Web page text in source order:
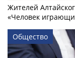
Жителей
«Человек
Общество